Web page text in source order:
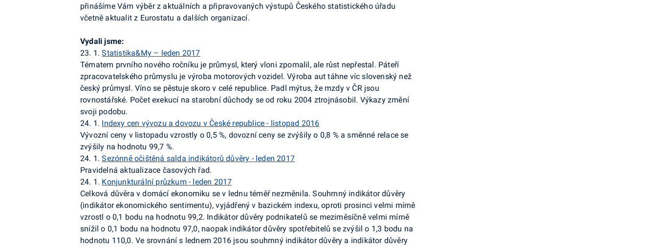
přinášíme Vám výběr z aktuálních a připravovaných výstupů Českého statistického úřadu
včetně aktualit z Eurostatu a dalších organizací.
Vydali jsme:
23. 1.Statistika&My – leden 2017
Tématem prvního nového ročníku je průmysl, který vloni zpomalil, ale růst nepřestal. Páteří
zpracovatelského průmyslu je výroba motorových vozidel. Výroba aut táhne víc slovenský než
český průmysl. Víno se pěstuje skoro v celé republice. Padl mýtus, že mzdy v ČR jsou
rovnostářské. Počet exekucí na starobní důchody se od roku 2004 ztrojnásobil. Výkazy změní
svoji podobu.
24. 1. Indexy cen vývozu a dovozu v České republice - listopad 2016
Vývozní ceny v listopadu vzrostly o 0,5 %, dovozní ceny se zvýšily o 0,8 % a směnné relace se
zvýšily na hodnotu 99,7 %.
24. 1.Sezónně očištěná salda indikátorů důvěry - leden 2017
Pravidelná aktualizace časových řad.
24. 1. Konjunkturální průzkum - leden 2017
Celková důvěra v domácí ekonomiku se v lednu téměř nezměnila. Souhrnný indikátor důvěry
(indikátor ekonomického sentimentu), vyjádřený v bazickém indexu, oproti prosinci velmi mírně
vzrostl o 0,1 bodu na hodnotu 99,2. Indikátor důvěry podnikatelů se meziměsíčně velmi mírně
snížil o 0,1 bodu na hodnotu 97,0, naopak indikátor důvěry spotřebitelů se zvýšil o 1,3 bodu na
hodnotu 110,0. Ve srovnání s lednem 2016 jsou souhrnný indikátor důvěry a indikátor důvěry